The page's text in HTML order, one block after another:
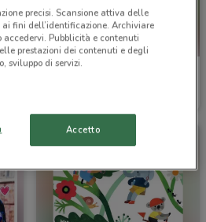
precisi. Scansione attiva delle
fini dell’identificazione. Archiviare
accedervi. Pubblicità e contenuti
prestazioni dei contenuti e degli
sviluppo di servizi.
Accetto